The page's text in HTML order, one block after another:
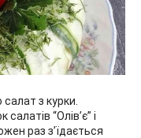
з курки.
“Олів’є” і
раз з’їдається